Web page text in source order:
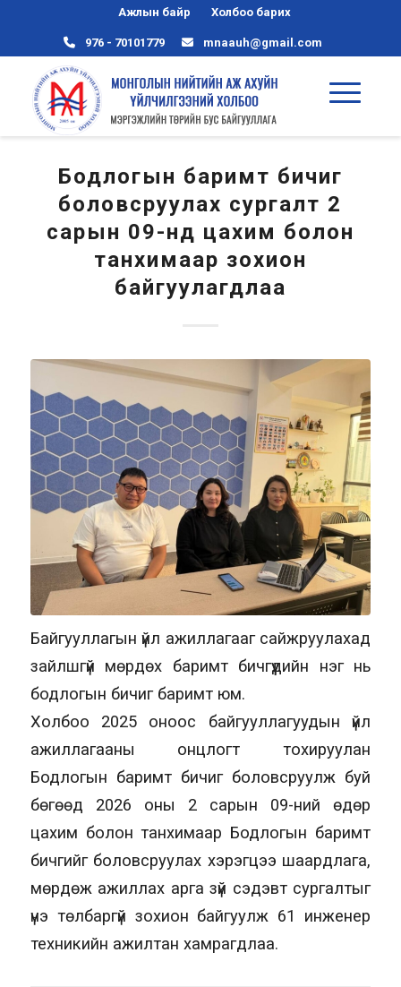
Ажлын байр Холбоо барих
976 - 70101779 mnaauh@gmail.com
Бодлогын баримт бичиг
боловсруулах сургалт 2
сарын 09-нд цахим болон
танхимаар зохион
байгуулагдлаа
Байгууллагын үйл ажиллагааг сайжруулахад
зайлшгүй мөрдөх баримт бичгүүдийн нэг нь
бодлогын бичиг баримт юм.
Холбоо 2025 оноос байгууллагуудын үйл
ажиллагааны онцлогт тохируулан
Бодлогын баримт бичиг боловсруулж буй
бөгөөд 2026 оны 2 сарын 09-ний өдөр
цахим болон танхимаар Бодлогын баримт
бичгийг боловсруулах хэрэгцээ шаардлага,
мөрдөж ажиллах арга зүй сэдэвт сургалтыг
үнэ төлбаргүй зохион байгуулж 61 инженер
техникийн ажилтан хамрагдлаа.